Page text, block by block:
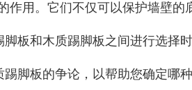
用。它们不仅可以保护墙壁的
板和木质踢脚板之间进行选择
脚板的争论，以帮助您确定哪